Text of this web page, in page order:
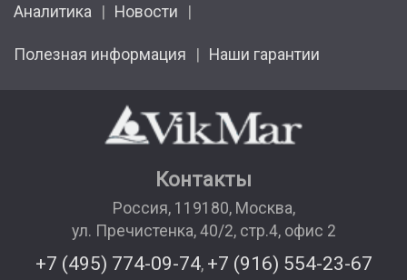
Аналитика Новости
Полезная информация Наши гарантии
Контакты
Россия, 119180, Москва,
ул. Пречистенка, 40/2, стр.4, офис 2
+7 (495) 774-09-74, +7 (916) 554-23-67